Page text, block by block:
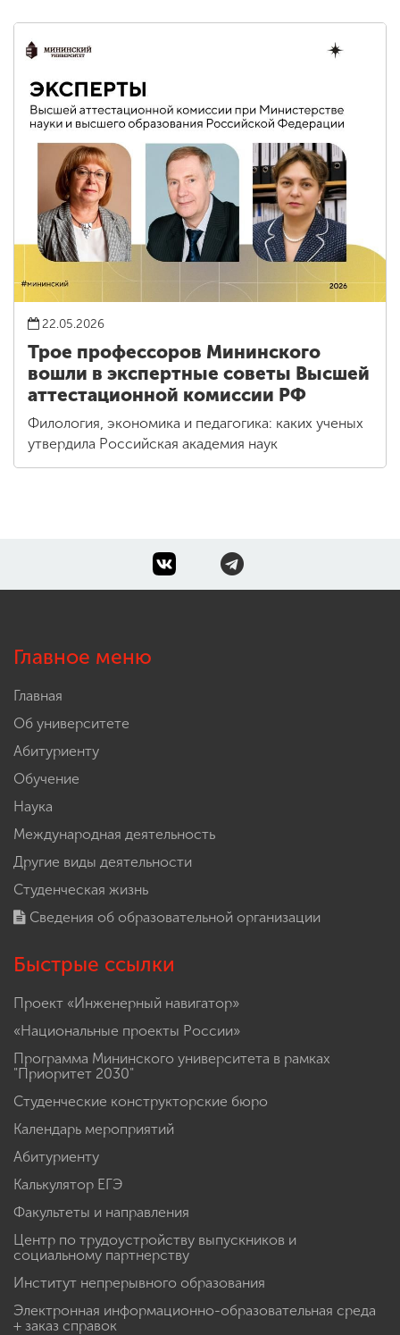
22.05.2026
Трое профессоров Мининского
вошли в экспертные советы Высшей
аттестационной комиссии РФ
Филология, экономика и педагогика: каких ученых
утвердила Российская академия наук
Главное меню
Главная
Об университете
Абитуриенту
Обучение
Наука
Международная деятельность
Другие виды деятельности
Студенческая жизнь
Сведения об образовательной организации
Быстрые ссылки
Проект «Инженерный навигатор»
«Национальные проекты России»
Программа Мининского университета в рамках
"Приоритет 2030"
Студенческие конструкторские бюро
Календарь мероприятий
Абитуриенту
Калькулятор ЕГЭ
Факультеты и направления
Центр по трудоустройству выпускников и
социальному партнерству
Институт непрерывного образования
Электронная информационно-образовательная среда
+ заказ справок